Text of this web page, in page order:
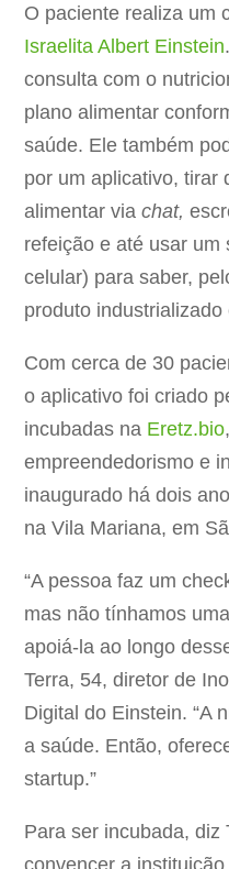
O paciente realiza um
Israelita Albert Einstein
consulta com o
plano alimentar
saúde. Ele também
por um aplicativo, tirar
alimentar viachat,
refeição e até usar
celular) para saber,
produto industrializado
Com cerca de 30
o aplicativo foi criado
incubadas na Eretz.bio
empreendedorismo e
inaugurado há dois
na Vila Mariana, em
“A pessoa faz um
mas não tínhamos
apoiá-la ao longo
Terra, 54, diretor de
Digital do Einstein. “A
a saúde. Então,
startup.”
Para ser incubada, diz